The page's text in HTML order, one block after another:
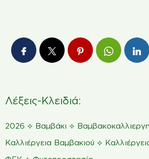
Λέξεις-Κλειδιά:
2026 ⟡ Βαμβάκι ⟡
Καλλιέργεια Βαμβακιού ⟡